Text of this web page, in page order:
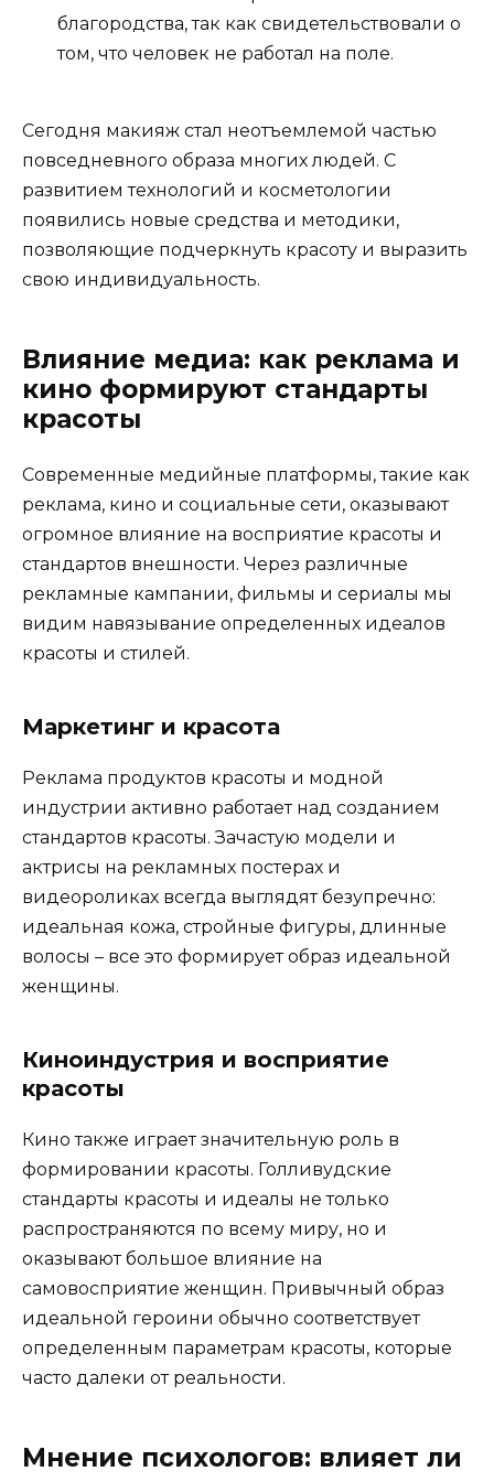
благородства, так как свидетельствовали о
том, что человек не работал на поле.
Сегодня макияж стал неотъемлемой частью
повседневного образа многих людей. С
развитием технологий и косметологии
появились новые средства и методики,
позволяющие подчеркнуть красоту и выразить
свою индивидуальность.
Влияние медиа: как реклама и
кино формируют стандарты
красоты
Современные медийные платформы, такие как
реклама, кино и социальные сети, оказывают
огромное влияние на восприятие красоты и
стандартов внешности. Через различные
рекламные кампании, фильмы и сериалы мы
видим навязывание определенных идеалов
красоты и стилей.
Маркетинг и красота
Реклама продуктов красоты и модной
индустрии активно работает над созданием
стандартов красоты. Зачастую модели и
актрисы на рекламных постерах и
видеороликах всегда выглядят безупречно:
идеальная кожа, стройные фигуры, длинные
волосы – все это формирует образ идеальной
женщины.
Киноиндустрия и восприятие
красоты
Кино также играет значительную роль в
формировании красоты. Голливудские
стандарты красоты и идеалы не только
распространяются по всему миру, но и
оказывают большое влияние на
самовосприятие женщин. Привычный образ
идеальной героини обычно соответствует
определенным параметрам красоты, которые
часто далеки от реальности.
Мнение психологов: влияет ли